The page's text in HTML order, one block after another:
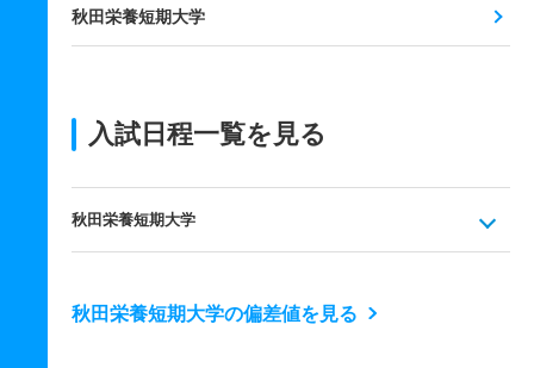
秋田栄養短期大学
入試日程一覧を見る
秋田栄養短期大学
秋田栄養短期大学の偏差値を見る